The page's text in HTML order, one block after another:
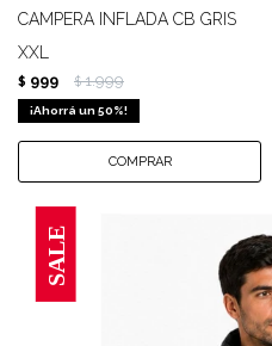
CAMPERA INFLADA CB GRIS
XXL
$ 999 $ 1.999
50